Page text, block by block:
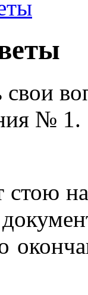
№ 1.
на